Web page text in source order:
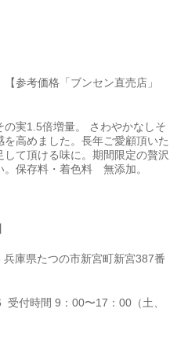
考価格「ブンセン直売店」
1.5倍増量。 さわやかなしそ
高めました。長年ご愛顧頂いた
して頂ける味に。期間限定の贅沢
。保存料・着色料 無添加。
庫県たつの市新宮町新宮387番
付時間 9：00〜17：00（土、